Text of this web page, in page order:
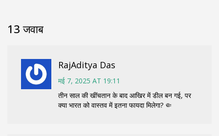
13 जवाब
RajAditya Das
मई 7, 2025 AT 19:11
तीन साल की खींचतान के बाद आखिर में डील बन गई, पर
क्या भारत को वास्तव में इतना फायदा मिलेगा? 🤏